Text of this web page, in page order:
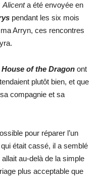
Alicenta été envoyée en
pendant les six mois
Arryn, ces rencontres
House of the Dragon ont
plutôt bien, et que
compagnie et sa
pour réparer l’un
qui était cassé, il a semblé
au-delà de la simple
plus acceptable que